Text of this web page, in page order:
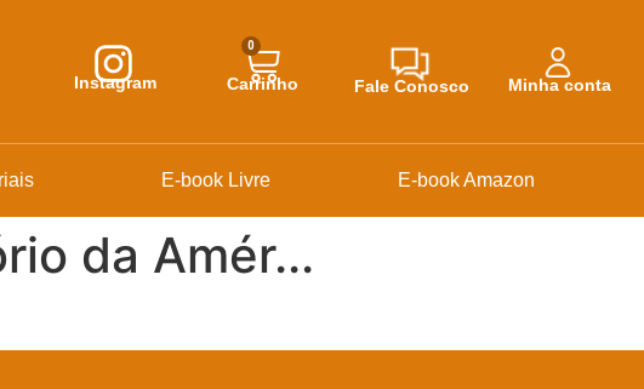
Instagram
0
Carrinho Fale Conosco Minha conta
E-book Livre E-book Amazon
da Amér...